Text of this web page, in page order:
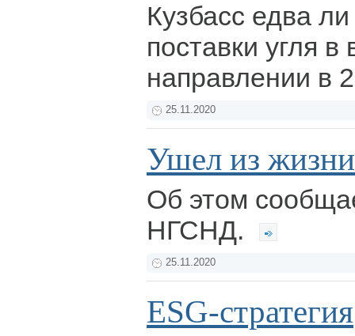
Кузбасс едва
поставки угля в
направлении в
25.11.2020
Ушел из
Об этом
НГСНД.
25.11.2020
ESG-стратегия